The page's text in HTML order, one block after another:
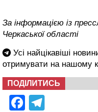
За інформацією із
Черкаської області
Усі найцікавіші
отримувати на нашому
ПОДІЛИТИСЬ
Facebook